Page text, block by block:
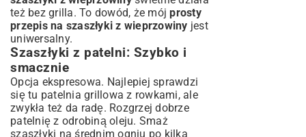
też bez grilla. To dowód, że mójprosty
przepis na szaszłyki z wieprzowiny jest
uniwersalny.
Szaszłyki z patelni: Szybko i
smacznie
Opcja ekspresowa. Najlepiej sprawdzi
się tu patelnia grillowa z rowkami, ale
zwykła też da radę. Rozgrzej dobrze
patelnię z odrobiną oleju. Smaż
szaszłyki na średnim ogniu po kilka